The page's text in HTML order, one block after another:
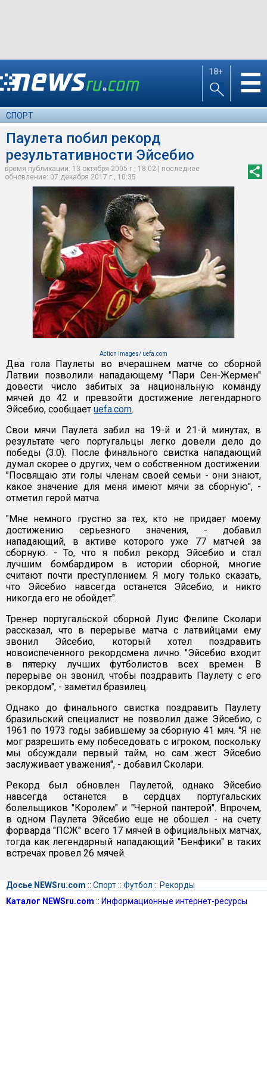
18+ ☰
СПОРТ
Паулета побил рекорд
результативности Эйсебио
время публикации: 13 октября 2005 г., 18:02 | последнее
обновление: 07 декабря 2017 г., 10:35
Action Images/ uefa.com
Два гола Паулеты во вчерашнем матче со сборной
Латвии позволили нападающему "Пари Сен-Жермен"
довести число забитых за национальную команду
мячей до 42 и превзойти достижение легендарного
Эйсебио, сообщает uefa.com.
Свои мячи Паулета забил на 19-й и 21-й минутах, в
результате чего португальцы легко довели дело до
победы (3:0). После финального свистка нападающий
думал скорее о других, чем о собственном достижении.
"Посвящаю эти голы членам своей семьи - они знают,
какое значение для меня имеют мячи за сборную", -
отметил герой матча.
"Мне немного грустно за тех, кто не придает моему
достижению серьезного значения, - добавил
нападающий, в активе которого уже 77 матчей за
сборную. - То, что я побил рекорд Эйсебио и стал
лучшим бомбардиром в истории сборной, многие
считают почти преступлением. Я могу только сказать,
что Эйсебио навсегда останется Эйсебио, и никто
никогда его не обойдет".
Тренер португальской сборной Луис Фелипе Сколари
рассказал, что в перерыве матча с латвийцами ему
звонил Эйсебио, который хотел поздравить
новоиспеченного рекордсмена лично. "Эйсебио входит
в пятерку лучших футболистов всех времен. В
перерыве он звонил, чтобы поздравить Паулету с его
рекордом", - заметил бразилец.
Однако до финального свистка поздравить Паулету
бразильский специалист не позволил даже Эйсебио, с
1961 по 1973 годы забившему за сборную 41 мяч. "Я не
мог разрешить ему побеседовать с игроком, поскольку
мы обсуждали первый тайм, но сам жест Эйсебио
заслуживает уважения", - добавил Сколари.
Рекорд был обновлен Паулетой, однако Эйсебио
навсегда останется в сердцах португальских
болельщиков "Королем" и "Черной пантерой". Впрочем,
в одном Паулета Эйсебио еще не обошел - на счету
форварда "ПСЖ" всего 17 мячей в официальных матчах,
тогда как легендарный нападающий "Бенфики" в таких
встречах провел 26 мячей.
Досье NEWSru.com :: Спорт:: Футбол :: Рекорды
Каталог NEWSru.com :: Информационные интернет-ресурсы